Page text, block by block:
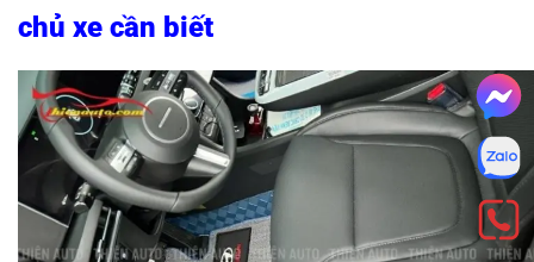
chủ xe cần biết